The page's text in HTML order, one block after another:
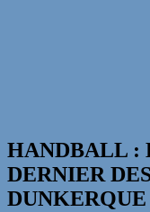
HANDBALL :
DERNIER
DUNKERQUE